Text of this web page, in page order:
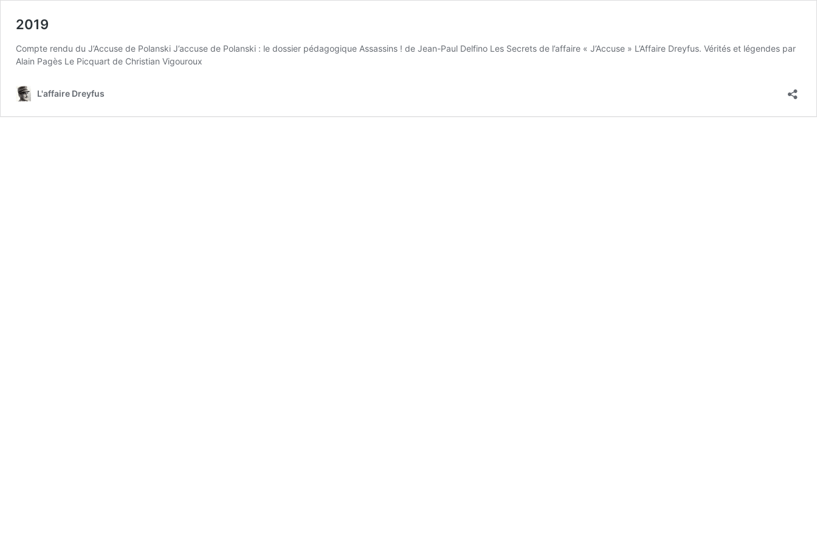
2019
Compte rendu du J’Accuse de Polanski J’accuse de Polanski : le dossier pédagogique Assassins ! de Jean-Paul Delfino Les Secrets de l’affaire « J’Accuse » L’Affaire Dreyfus. Vérités et légendes par
Alain Pagès Le Picquart de Christian Vigouroux
L'affaire Dreyfus